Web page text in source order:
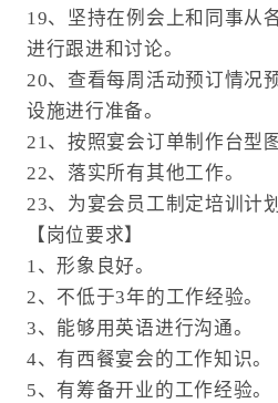
19、坚持在例会上和同事从
进行跟进和讨论。
20、查看每周活动预订情况
设施进行准备。
21、按照宴会订单制作台型
22、落实所有其他工作。
23、为宴会员工制定培训计划
【岗位要求】
1、形象良好。
2、不低于3年的工作经验。
3、能够用英语进行沟通。
4、有西餐宴会的工作知识。
5、有筹备开业的工作经验。